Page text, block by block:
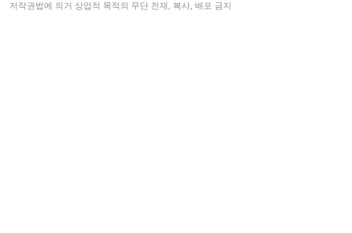
저작권법에 의거 상업적 목적의 무단 전재, 복사, 배포 금지